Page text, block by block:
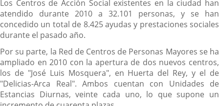
Los Centros de Acción Social existentes en la ciudad han
atendido durante 2010 a 32.101 personas, y se han
concedido un total de 8.425 ayudas y prestaciones sociales
durante el pasado año.
Por su parte, la Red de Centros de Personas Mayores se ha
ampliado en 2010 con la apertura de dos nuevos centros,
los de "José Luis Mosquera", en Huerta del Rey, y el de
"Delicias-Arca Real". Ambos cuentan con Unidades de
Estancias Diurnas, veinte cada uno, lo que supone un